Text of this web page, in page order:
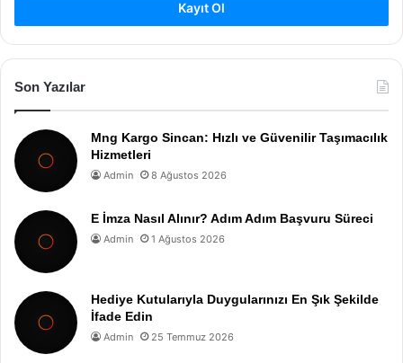
Kayıt Ol
Son Yazılar
Mng Kargo Sincan: Hızlı ve Güvenilir Taşımacılık
Hizmetleri
Admin 8 Ağustos 2026
E İmza Nasıl Alınır? Adım Adım Başvuru Süreci
Admin 1 Ağustos 2026
Hediye Kutularıyla Duygularınızı En Şık Şekilde
İfade Edin
Admin 25 Temmuz 2026